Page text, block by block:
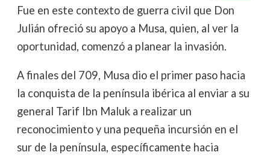
Fue en este contexto de guerra civil que Don
Julián ofreció su apoyo a Musa, quien, al ver la
oportunidad, comenzó a planear la invasión.
A finales del 709, Musa dio el primer paso hacia
la conquista de la península ibérica al enviar a su
general Tarif Ibn Maluk a realizar un
reconocimiento y una pequeña incursión en el
sur de la península, específicamente hacia